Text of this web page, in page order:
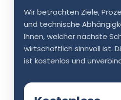
Wir betrachten Ziele,
und technische
Ihnen, welcher nächste
wirtschaftlich sinnvoll ist.
ist kostenlos und